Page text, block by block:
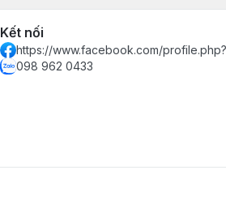
Kết nối
https://www.facebook.com/
098 962 0433